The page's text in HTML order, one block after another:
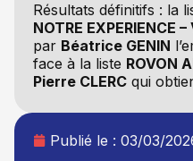
Résultats définitifs : la
NOTRE EXPERIENCE
par Béatrice GENIN
face à la liste ROVON
Pierre CLERCqui
Publié le : 03/03/